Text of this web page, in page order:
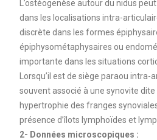
L’ostéogenèse autour du nidus
dans les localisations intra-
discrète dans les formes
épiphysométaphysaires ou
importante dans les situations
Lorsqu’il est de siège paraou
souvent associé à une synovite
hypertrophie des franges
présence d’îlots lymphoïdes et
2- Données microscopiques :